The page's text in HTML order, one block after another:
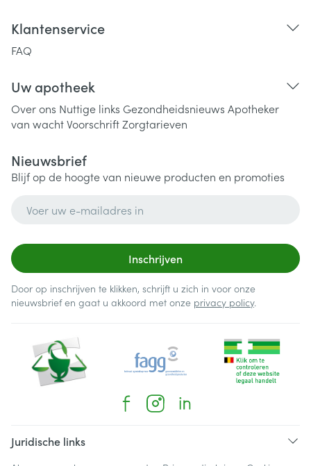
Klantenservice
FAQ
Uw apotheek
Over ons Nuttige links Gezondheidsnieuws Apotheker
van wachtVoorschriftZorgtarieven
Nieuwsbrief
Blijf op de hoogte van nieuwe producten en promoties
Inschrijven
Door op inschrijven te klikken, schrijft u zich in voor onze
nieuwsbrief en gaat u akkoord met onze privacy policy.
Juridische links